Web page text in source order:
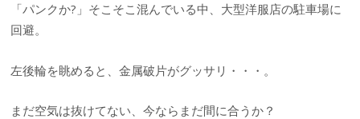
「パンクか?」そこそこ混んでいる中、大型洋服店の駐車場に
回避。
左後輪を眺めると、金属破片がグッサリ・・・。
まだ空気は抜けてない、今ならまだ間に合うか？